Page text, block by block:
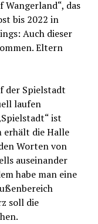
das
bis 2022 in
Auch dieser
Eltern
der Spielstadt
laufen
ist
erhält die Halle
Worten von
auseinander
habe man eine
soll die